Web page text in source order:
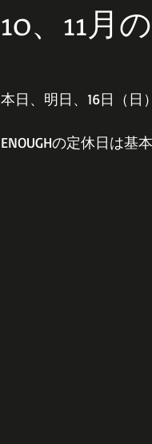
10、11月
本日、明日、16日（日
ENOUGHの定休日は